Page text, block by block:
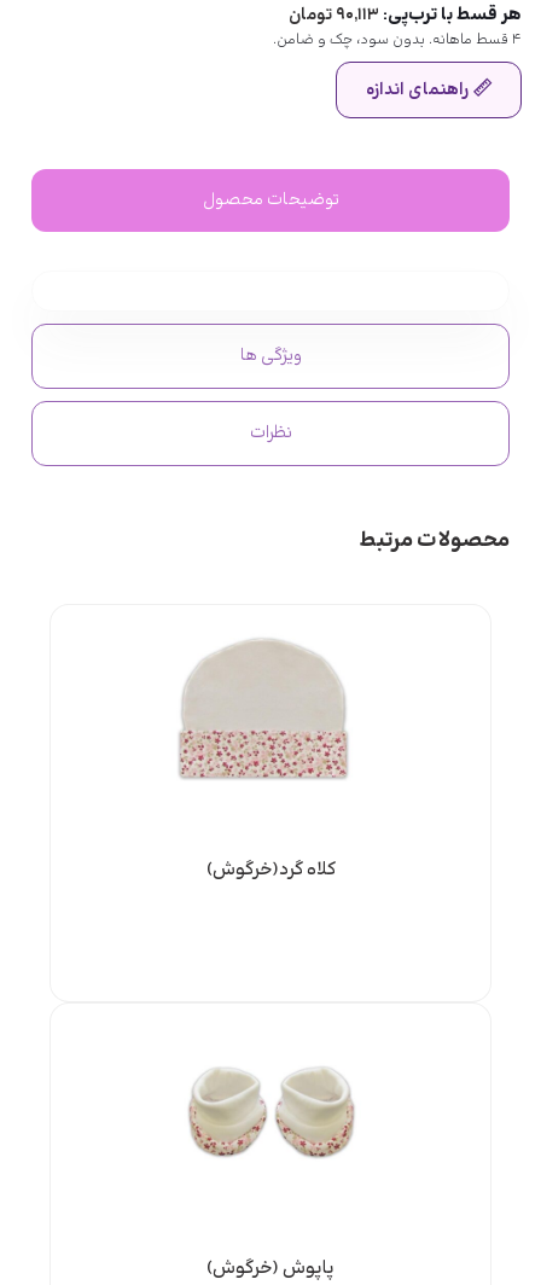
هر قسط با ترب‌پی: ۹۰,۱۱۳تومان
۴ قسط ماهانه. بدون سود، چک و ضامن.
راهنمای اندازه
توضیحات محصول
ویژگی ها
نظرات
محصولات مرتبط
کلاه گرد(خرگوش)
پاپوش (خرگوش)